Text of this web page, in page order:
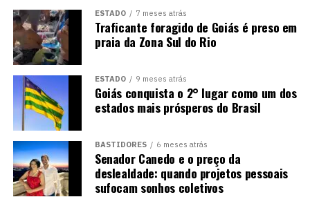
ESTADO 7 meses atrás
Traficante foragido de Goiás é preso em
praia da Zona Sul do Rio
ESTADO 9 meses atrás
Goiás conquista o 2° lugar como um dos
estados mais prósperos do Brasil
BASTIDORES 6 meses atrás
Senador Canedo e o preço da
deslealdade: quando projetos pessoais
sufocam sonhos coletivos